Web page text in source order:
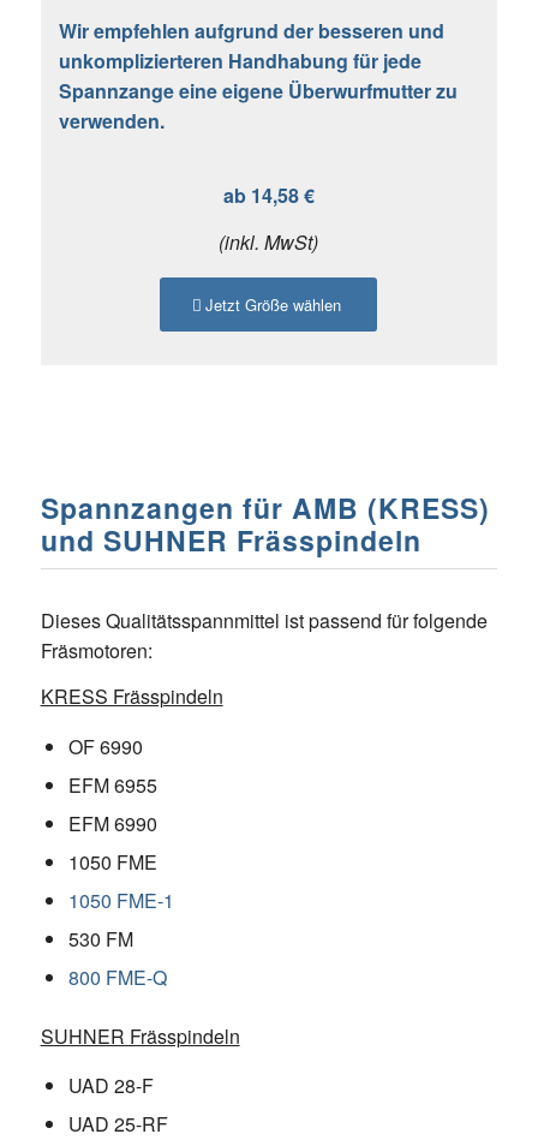
Wir empfehlen aufgrund der besseren und
unkomplizierteren Handhabung für jede
Spannzange eine eigene Überwurfmutter zu
verwenden.
ab 14,58 €
(inkl. MwSt)
Jetzt Größe wählen
Spannzangen für AMB (KRESS)
und SUHNER Frässpindeln
Dieses Qualitätsspannmittel ist passend für folgende
Fräsmotoren:
KRESS Frässpindeln
OF 6990
EFM 6955
EFM 6990
1050 FME
1050 FME-1
530 FM
800 FME-Q
SUHNER Frässpindeln
UAD 28-F
UAD 25-RF